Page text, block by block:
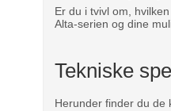
Er du i tvivl om,
Alta-serien og dine
Tekniske
Herunder finder du de